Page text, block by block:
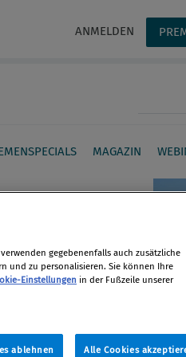
ANMELDEN
MAGAZIN
gegebenenfalls auch zusätzliche
und zu personalisieren. Sie können Ihre
Einstellungen in der Fußzeile unserer
ablehnen Alle Cookies